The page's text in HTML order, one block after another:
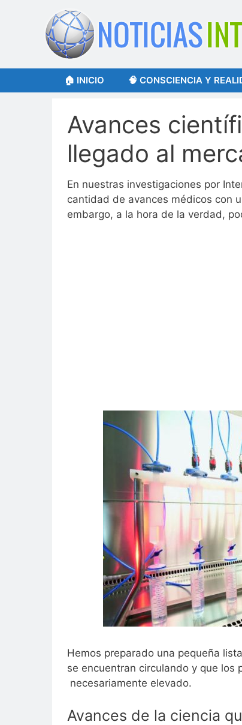
contenido
🏠 INICIO 🧠 CONSCIENCIA Y
Avances
llegado al
En nuestras investigaciones por
cantidad de avances médicos con
embargo, a la hora de la verdad,
Hemos preparado una pequeña
se encuentran circulando y que los
necesariamente elevado.
Avances de la ciencia